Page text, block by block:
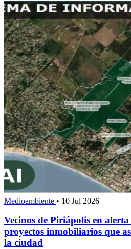
Medioambiente • 10 Jul 2026
Vecinos de Piriápolis en
proyectos inmobiliarios que
la ciudad